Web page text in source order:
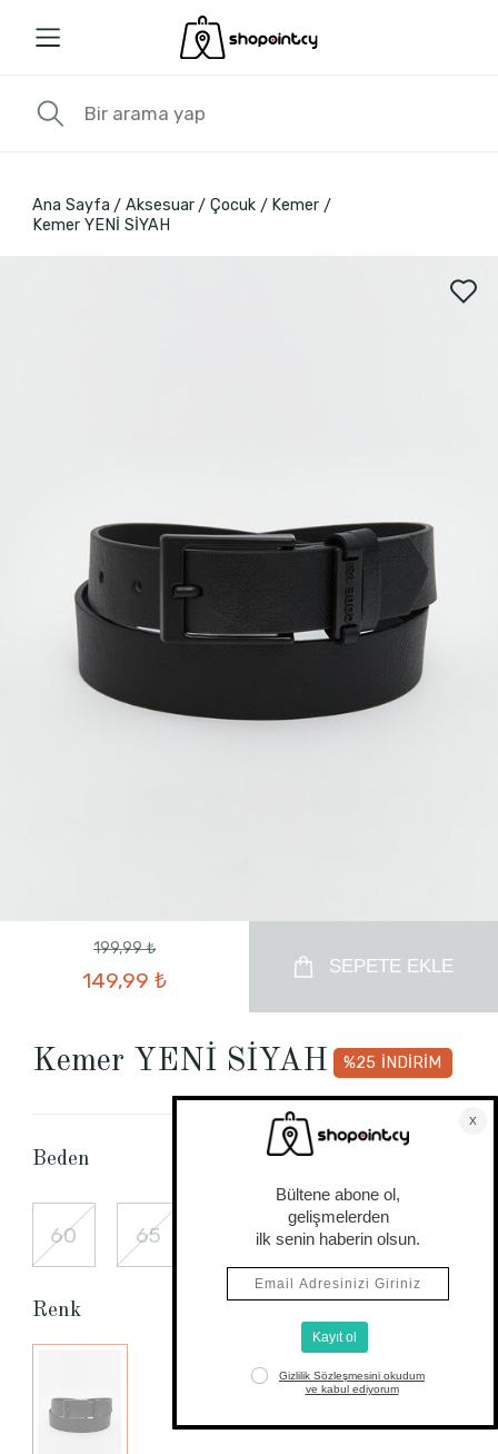
Ana Sayfa Aksesuar Çocuk
Kemer
Kemer YENİ SİYAH
199,99 ₺
149,99 ₺
SEPETE EKLE
Kemer YENİ SİYAH %25 İNDİRİM
Beden
60 65 85 95
Renk